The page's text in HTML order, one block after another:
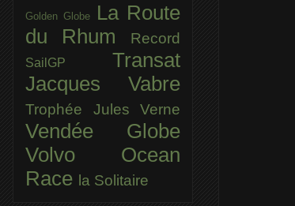
Golden Globe
La Route
du Rhum
Record
SailGP Transat
Jacques Vabre
Trophée Jules Verne
Vendée Globe
Volvo Ocean
Race la Solitaire